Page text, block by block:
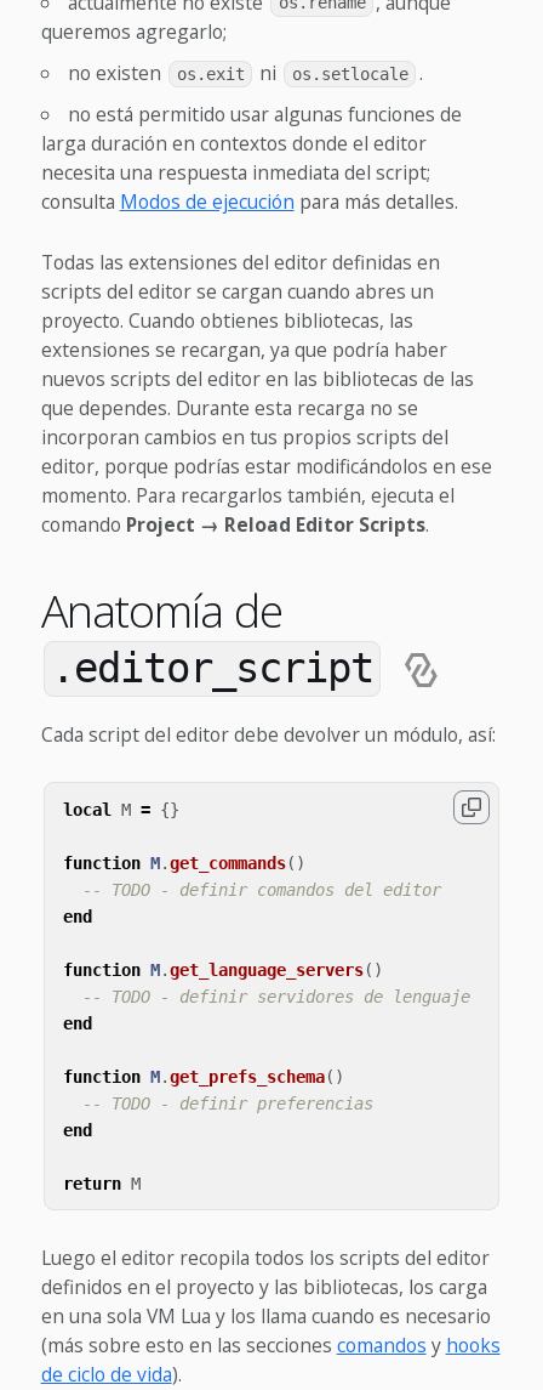
queremos agregarlo;
no existen
os.exit ni os.setlocale .
no está permitido usar algunas funciones de
larga duración en contextos donde el editor
necesita una respuesta inmediata del script;
consulta Modos de ejecución para más detalles.
Todas las extensiones del editor definidas en
scripts del editor se cargan cuando abres un
proyecto. Cuando obtienes bibliotecas, las
extensiones se recargan, ya que podría haber
nuevos scripts del editor en las bibliotecas de las
que dependes. Durante esta recarga no se
incorporan cambios en tus propios scripts del
editor, porque podrías estar modificándolos en ese
momento. Para recargarlos también, ejecuta el
comando Project → Reload Editor Scripts.
Anatomía de
.editor_script
Cada script del editor debe devolver un módulo, así:
local M = {}
function M.get_commands()
-- TODO - definir comandos del editor
end
function M.get_language_servers()
-- TODO - definir servidores de lenguaje
end
function M.get_prefs_schema()
-- TODO - definir preferencias
end
return M
Luego el editor recopila todos los scripts del editor
definidos en el proyecto y las bibliotecas, los carga
en una sola VM Lua y los llama cuando es necesario
(más sobre esto en las secciones comandos y hooks
de ciclo de vida).